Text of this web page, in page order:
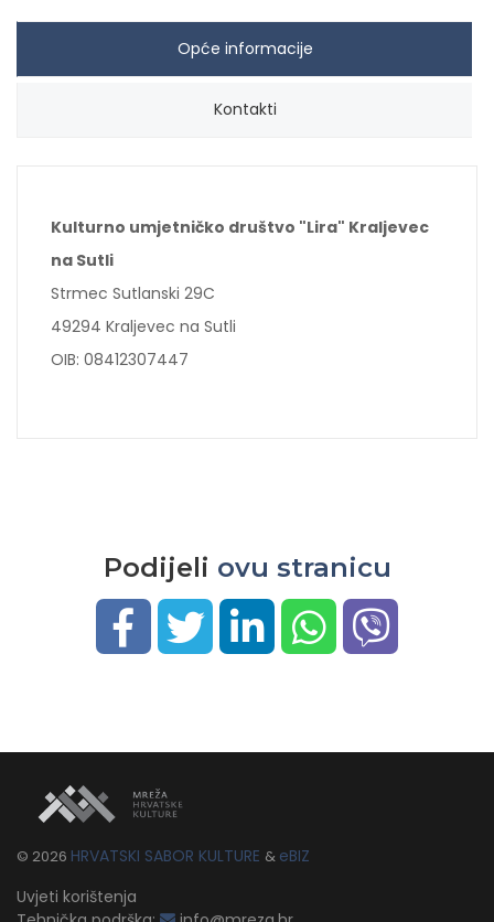
Opće informacije
Kontakti
Kulturno umjetničko društvo "Lira" Kraljevec
na Sutli
Strmec Sutlanski 29C
49294 Kraljevec na Sutli
OIB: 08412307447
Podijeli ovu stranicu
© 2026 HRVATSKI SABOR KULTURE & eBIZ
Uvjeti korištenja